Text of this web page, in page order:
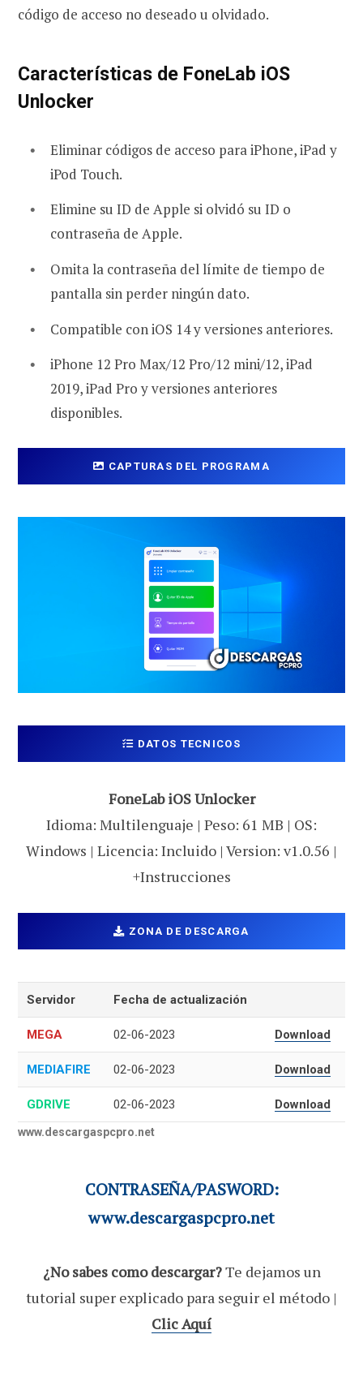
código de acceso no deseado u olvidado.
Características de FoneLab iOS
Unlocker
Eliminar códigos de acceso para iPhone, iPad y
iPod Touch.
Elimine su ID de Apple si olvidó su ID o
contraseña de Apple.
Omita la contraseña del límite de tiempo de
pantalla sin perder ningún dato.
Compatible con iOS 14 y versiones anteriores.
iPhone 12 Pro Max/12 Pro/12 mini/12, iPad
2019, iPad Pro y versiones anteriores
disponibles.
CAPTURAS DEL PROGRAMA
DATOS TECNICOS
FoneLab iOS Unlocker
Idioma: Multilenguaje | Peso: 61 MB | OS:
Windows | Licencia: Incluido | Version: v1.0.56 |
+Instrucciones
ZONA DE DESCARGA
Servidor Fecha de actualización
MEGA 02-06-2023 Download
MEDIAFIRE 02-06-2023 Download
GDRIVE 02-06-2023 Download
www.descargaspcpro.net
CONTRASEÑA/PASWORD:
www.descargaspcpro.net
¿No sabes como descargar?Te dejamos un
tutorial super explicado para seguir el método |
Clic Aquí